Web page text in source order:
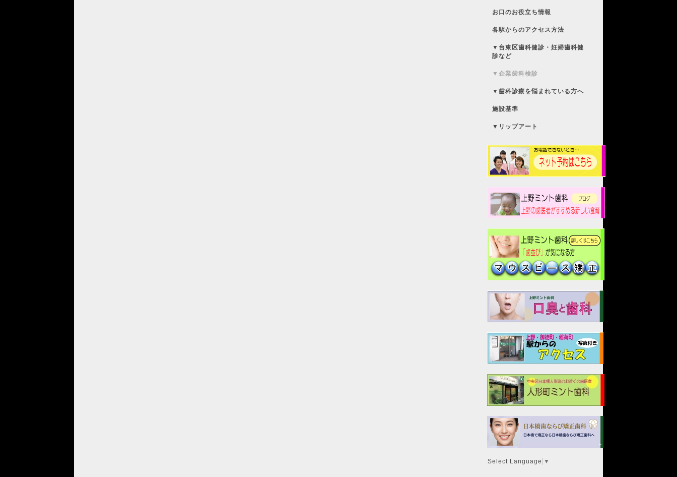
お口のお役立ち情報
各駅からのアクセス方法
▼台東区歯科健診・妊婦歯科健
診など
▼企業歯科検診
▼歯科診療を悩まれている方へ
施設基準
▼リップアート
Select Language ▼